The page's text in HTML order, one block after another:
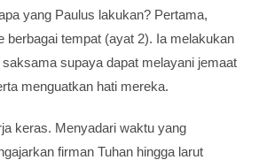
yang Paulus lakukan? Pertama,
berbagai tempat (ayat 2). Ia melakukan
supaya dapat melayani jemaat
menguatkan hati mereka.
keras. Menyadari waktu yang
firman Tuhan hingga larut